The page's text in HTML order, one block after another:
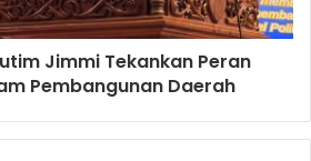
Jimmi Tekankan Peran
Pembangunan Daerah